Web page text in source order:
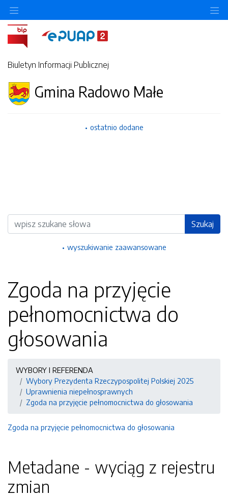
Biuletyn Informacji Publicznej
Gmina Radowo Małe
ostatnio dodane
Wyszukiwarka Szukaj
wyszukiwanie zaawansowane
Zgoda na przyjęcie
pełnomocnictwa do
głosowania
WYBORY I REFERENDA
Wybory Prezydenta Rzeczypospolitej Polskiej 2025
Uprawnienia niepełnosprawnych
Zgoda na przyjęcie pełnomocnictwa do głosowania
Zgoda na przyjęcie pełnomocnictwa do głosowania
Metadane - wyciąg z rejestru
zmian